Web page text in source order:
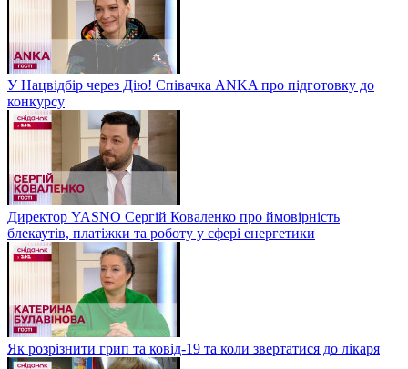
У Нацвідбір через Дію! Співачка ANKA про підготовку до
конкурсу
Директор YASNO Сергій Коваленко про ймовірність
блекаутів, платіжки та роботу у сфері енергетики
Як розрізнити грип та ковід-19 та коли звертатися до лікаря